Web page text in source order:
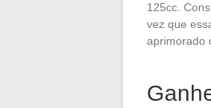
125cc.
vez que
aprimorado